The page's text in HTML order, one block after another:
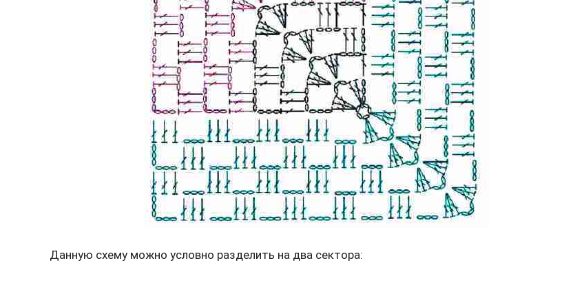
Данную схему можно условно разделить на два сектора: